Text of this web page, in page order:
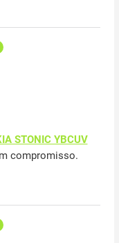
STONIC YBCUV
compromisso.